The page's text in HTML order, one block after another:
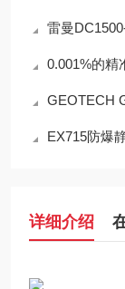
雷曼
0.001%的精准预
GEOTECH
EX715防爆
详细介绍